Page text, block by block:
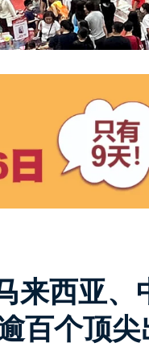
来西亚、
百个顶